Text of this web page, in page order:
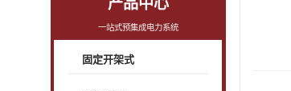
一站式预集成电力系统
固定开架式